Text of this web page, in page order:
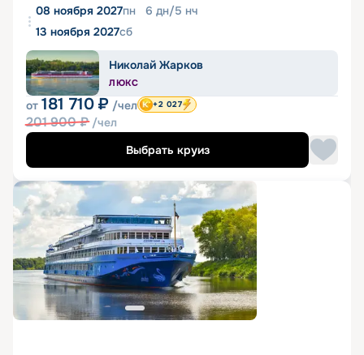
08 ноября 2027пн 6 дн/5 нч
13 ноября 2027сб
Николай Жарков
ЛЮКС
от 181 710 ₽ /чел
201 900₽ /чел
+2 027
Выбрать круиз